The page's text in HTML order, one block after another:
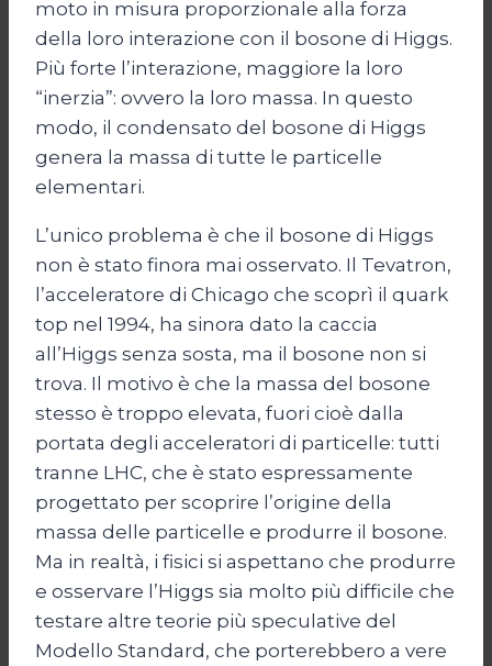
moto in misura proporzionale alla forza
della loro interazione con il bosone di Higgs.
Più forte l’interazione, maggiore la loro
“inerzia”: ovvero la loro massa. In questo
modo, il condensato del bosone di Higgs
genera la massa di tutte le particelle
elementari.
L’unico problema è che il bosone di Higgs
non è stato finora mai osservato. Il Tevatron,
l’acceleratore di Chicago che scoprì il quark
top nel 1994, ha sinora dato la caccia
all’Higgs senza sosta, ma il bosone non si
trova. Il motivo è che la massa del bosone
stesso è troppo elevata, fuori cioè dalla
portata degli acceleratori di particelle: tutti
tranne LHC, che è stato espressamente
progettato per scoprire l’origine della
massa delle particelle e produrre il bosone.
Ma in realtà, i fisici si aspettano che produrre
e osservare l’Higgs sia molto più difficile che
testare altre teorie più speculative del
Modello Standard, che porterebbero a vere